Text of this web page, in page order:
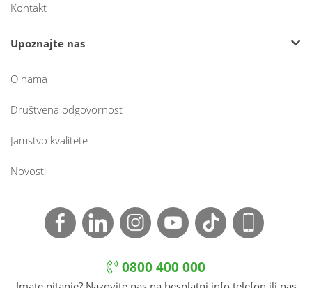
Kontakt
Upoznajte nas
O nama
Društvena odgovornost
Jamstvo kvalitete
Novosti
0800 400 000